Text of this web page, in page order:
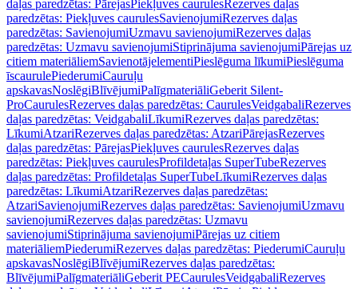
daļas paredzētas: PārejasPiekļuves caurulesRezerves daļas
paredzētas: Piekļuves caurulesSavienojumiRezerves daļas
paredzētas: SavienojumiUzmavu savienojumiRezerves daļas
paredzētas: Uzmavu savienojumiStiprinājuma savienojumiPārejas uz
citiem materiāliemSavienotājelementiPieslēguma līkumiPieslēguma
īscaurulePiederumiCauruļu
apskavasNoslēgiBlīvējumiPalīgmateriāliGeberit Silent-
ProCaurulesRezerves daļas paredzētas: CaurulesVeidgabaliRezerves
daļas paredzētas: VeidgabaliLīkumiRezerves daļas paredzētas:
LīkumiAtzariRezerves daļas paredzētas: AtzariPārejasRezerves
daļas paredzētas: PārejasPiekļuves caurulesRezerves daļas
paredzētas: Piekļuves caurulesProfildetaļas SuperTubeRezerves
daļas paredzētas: Profildetaļas SuperTubeLīkumiRezerves daļas
paredzētas: LīkumiAtzariRezerves daļas paredzētas:
AtzariSavienojumiRezerves daļas paredzētas: SavienojumiUzmavu
savienojumiRezerves daļas paredzētas: Uzmavu
savienojumiStiprinājuma savienojumiPārejas uz citiem
materiāliemPiederumiRezerves daļas paredzētas: PiederumiCauruļu
apskavasNoslēgiBlīvējumiRezerves daļas paredzētas:
BlīvējumiPalīgmateriāliGeberit PECaurulesVeidgabaliRezerves